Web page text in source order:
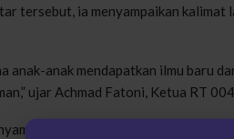
tersebut, ia menyampaikan kalimat
anak-anak mendapatkan ilmu baru
ujar Achmad Fatoni, Ketua RT
bahwa program ini